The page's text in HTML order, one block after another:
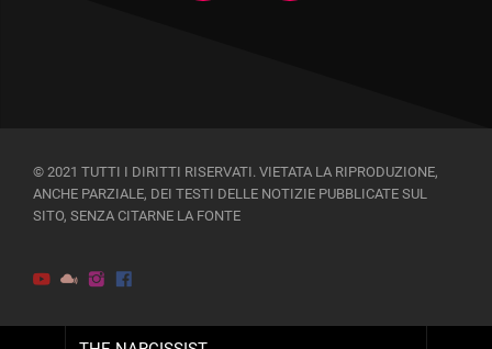
© 2021 TUTTI I DIRITTI RISERVATI. VIETATA LA RIPRODUZIONE,
ANCHE PARZIALE, DEI TESTI DELLE NOTIZIE PUBBLICATE SUL
SITO, SENZA CITARNE LA FONTE